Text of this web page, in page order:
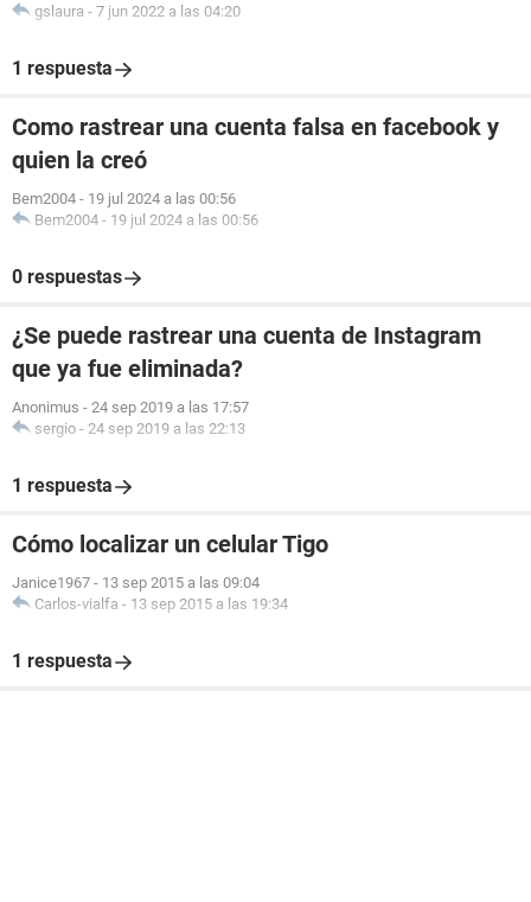
gslaura - 7 jun 2022 a las 04:20
1 respuesta
Como rastrear una cuenta falsa en facebook y
quien la creó
Bem2004 - 19 jul 2024 a las 00:56
Bem2004 - 19 jul 2024 a las 00:56
0 respuestas
¿Se puede rastrear una cuenta de Instagram
que ya fue eliminada?
Anonimus - 24 sep 2019 a las 17:57
sergio - 24 sep 2019 a las 22:13
1 respuesta
Cómo localizar un celular Tigo
Janice1967 - 13 sep 2015 a las 09:04
Carlos-vialfa - 13 sep 2015 a las 19:34
1 respuesta